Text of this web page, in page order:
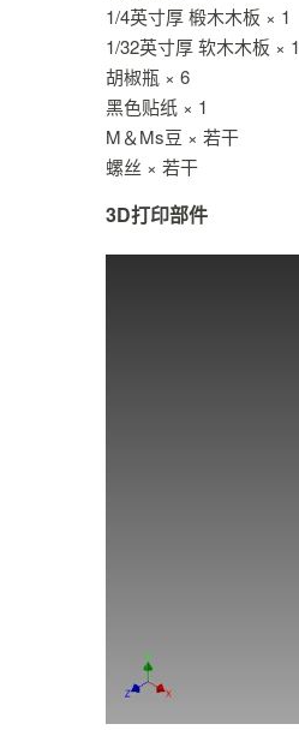
1/4英寸厚 椴木木板 × 1
1/32英寸厚 软木木板 × 1
胡椒瓶 × 6
黑色贴纸 × 1
M＆Ms豆 × 若干
螺丝 × 若干
3D打印部件